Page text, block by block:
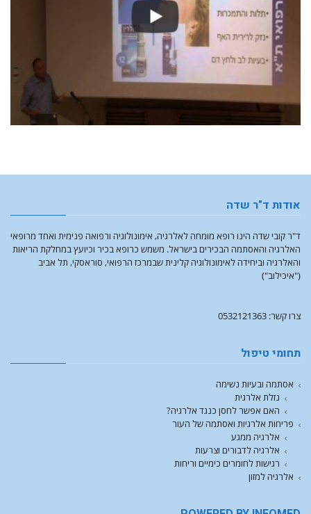
אודות ד"ר שדה
ד"ר קובי שדה הינו רופא מומחה לאלרגיה, אימונולוגיה ורפואה פנימית ואחד מרופאי
האלרגיה והאסתמה הבכירים בישראל. משמש כרופא בכיר וכיועץ במחלקת הריאות
והאלרגיה וביחידה לאימונולוגיה קלינית שבמרכז הרפואי, סוראסקי, תל אביב
("איכילוב")
צרו קשר: 0532121363
תחומי טיפול
אסתמה ובעיות נשימה
נזלת אלרגית
האם אפשר לחסן כנגד אלרגיה?
פריחות אלרגיות ואסתמה של העור
אלרגיה ממגע
אלרגיה לדבורים וצרעות
רגישות לחומרים כימיים וריחות
אלרגיה למזון